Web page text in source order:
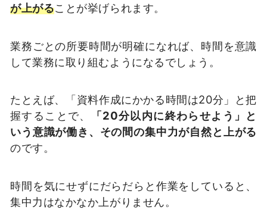
が上がることが挙げられます。
業務ごとの所要時間が明確になれば、時間を意識
して業務に取り組むようになるでしょう。
たとえば、「資料作成にかかる時間は20分」と把
握することで、
「20分以内に終わらせよう」と
いう意識が働き、その間の集中力が自然と上がる
のです。
時間を気にせずにだらだらと作業をしていると、
集中力はなかなか上がりません。